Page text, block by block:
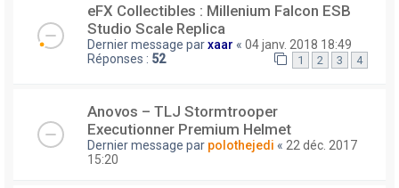
eFX Collectibles : Millenium Falcon ESB
Studio Scale Replica
Dernier message parxaar « 04 janv. 2018 18:49
Réponses : 52 1 2 3 4
Anovos – TLJ Stormtrooper
Executionner Premium Helmet
Dernier message par polothejedi « 22 déc. 2017
15:20